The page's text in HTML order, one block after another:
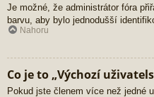
Je možné, že administrátor fóra
barvu, aby bylo jednodušší
Nahoru
Co je to „Výchozí
Pokud jste členem více než jedné